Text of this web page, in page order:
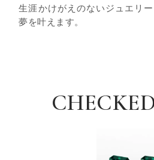
生涯かけがえのないジュエリ
夢を叶えます。